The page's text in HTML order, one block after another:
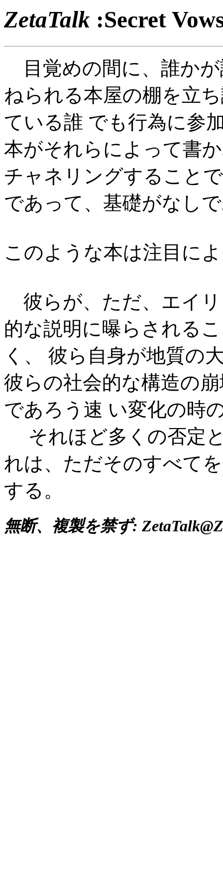
ZetaTalk :Secret
目覚めの間に、誰か
ねられる本屋の棚を立
ている誰 でも行為に参
本がそれらによって書
チャネリングすること
であって、基礎がなし
このような本は注目に
彼らが、ただ、エイ
的な説明に曝らされる
く、 彼ら自身が地質の
彼らの社会的な構造の
であろう速 い変化の時
それほど多くの否定
れは、ただそのすべて
する。
無断、複製を禁ず: